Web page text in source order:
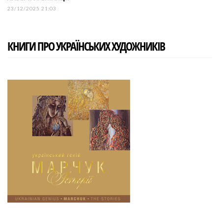
23/12/2025 21:03
КНИГИ ПРО УКРАЇНСЬКИХ ХУДОЖНИКІВ